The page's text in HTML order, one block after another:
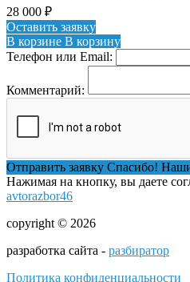
28 000 ₽
Оставить заявку
В корзине В корзину
Телефон или Email:
Комментарий:
Отправить заявку Спасибо!
Нажимая на кнопку, вы даете
avtorazbor46
copyright © 2026
разработка сайта - разбиратор
Политика конфиденциальности